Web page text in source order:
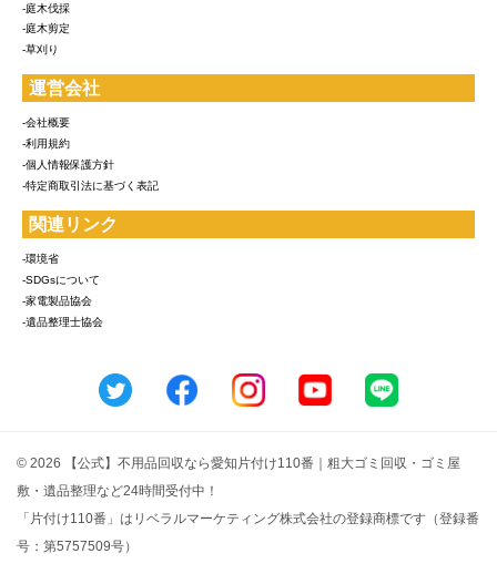
-庭木伐採
-庭木剪定
-草刈り
運営会社
-会社概要
-利用規約
-個人情報保護方針
-特定商取引法に基づく表記
関連リンク
-環境省
-SDGsについて
-家電製品協会
-遺品整理士協会
© 2026 【公式】不用品回収なら愛知片付け110番｜粗大ゴミ回収・ゴミ屋
敷・遺品整理など24時間受付中！
「片付け110番」はリベラルマーケティング株式会社の登録商標です（登録番
号：第5757509号）